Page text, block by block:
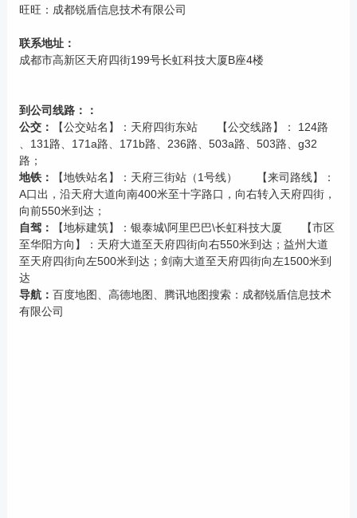
旺旺： 成都锐盾信息技术有限公司
联系地址：
成都市高新区天府四街199号长虹科技大厦B座4楼
到公司线路：：
公交：
【公交站名】：天府四街东站 【公交线路】： 124路
、131路、171a路、171b路、236路、503a路、503路、g32
路；
地铁：
【地铁站名】：天府三街站（1号线） 【来司路线】：
A口出，沿天府大道向南400米至十字路口，向右转入天府四街，
向前550米到达；
自驾：
【地标建筑】：银泰城\阿里巴巴\长虹科技大厦 【市区
至华阳方向】：天府大道至天府四街向右550米到达；益州大道
至天府四街向左500米到达；剑南大道至天府四街向左1500米到
达
导航： 百度地图、高德地图、腾讯地图搜索：成都锐盾信息技术
有限公司